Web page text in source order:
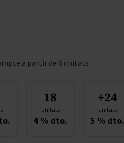
a partir de 6 unitats
18
unitats
4 % dto.
+24
unitats
5 % dto.